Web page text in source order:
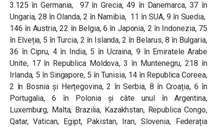
3.125 în Germania, 97 în Grecia, 49 în Danemarca, 37 în
Ungaria, 28 în Olanda, 2 în Namibia, 11 în SUA, 9 în Suedia,
146 în Austria, 22 în Belgia, 6 în Japonia, 2 în Indonezia, 75
în Elveția, 5 în Turcia, 2 în Islanda, 2 în Belarus, 8 în Bulgaria,
36 în Cipru, 4 în India, 5 în Ucraina, 9 în Emiratele Arabe
Unite, 17 în Republica Moldova, 3 în Muntenegru, 218 în
Irlanda, 5 în Singapore, 5 în Tunisia, 14 în Republica Coreea,
2 în Bosnia și Herțegovina, 2 în Serbia, 8 în Croația, 6 în
Portugalia, 6 în Polonia și câte unul în Argentina,
Luxemburg, Malta, Brazilia, Kazakhstan, Republica Congo,
Qatar, Vatican, Egipt, Pakistan, Iran, Slovenia, Federația